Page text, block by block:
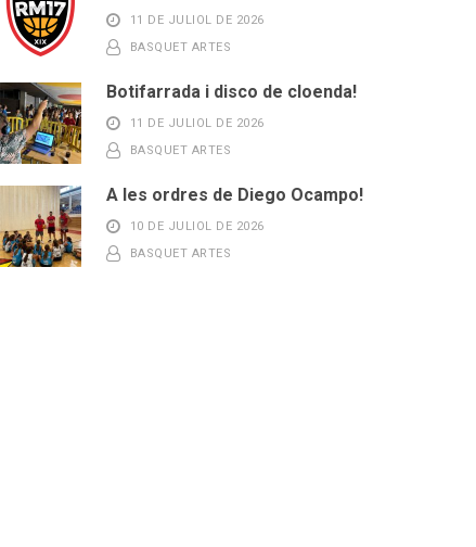
11 DE JULIOL DE 2026
BASQUET ARTES
Botifarrada i disco de cloenda!
11 DE JULIOL DE 2026
BASQUET ARTES
A les ordres de Diego Ocampo!
10 DE JULIOL DE 2026
BASQUET ARTES